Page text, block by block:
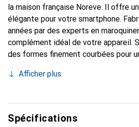
la maison française Noreve. Il offre
élégante pour votre smartphone.
années par des experts en
complément idéal de votre appareil.
des formes finement courbées pour
smartphone. La marque Noreve est
constitue toujours un excellent choix
exigeant.
Afficher plus
Spécifications